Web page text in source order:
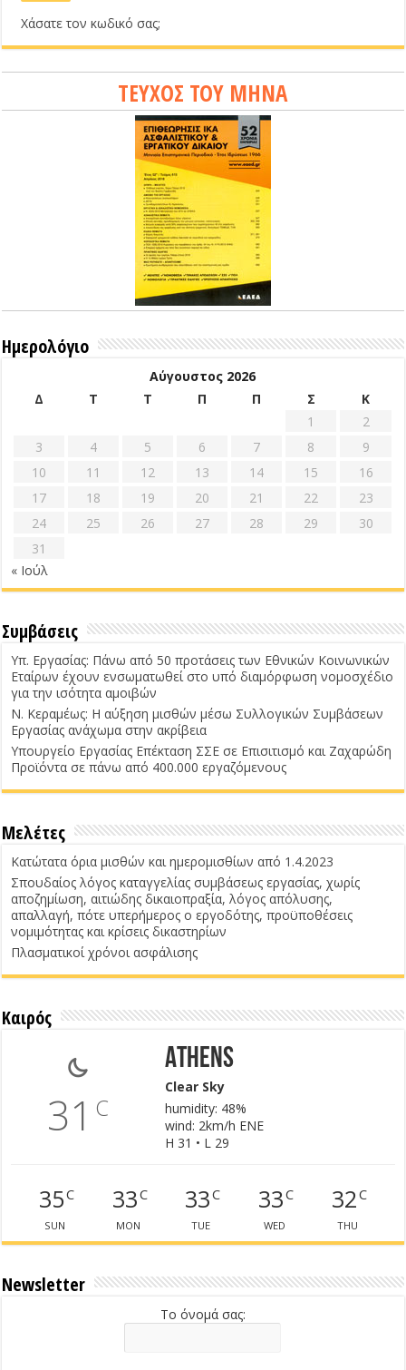
Χάσατε τον κωδικό σας;
ΤΕΥΧΟΣ ΤΟΥ ΜΗΝΑ
Ημερολόγιο
Αύγουστος 2026
Δ
Τ Τ Π Π Σ
Κ
1
2
3
4 5 6 7 8
9
10
11 12 13 14 15
16
17
18 19 20 21 22
23
24
25 26 27 28 29
30
31
« Ιούλ
Συμβάσεις
Υπ. Εργασίας: Πάνω από 50 προτάσεις των Εθνικών Κοινωνικών
Εταίρων έχουν ενσωματωθεί στο υπό διαμόρφωση νομοσχέδιο
για την ισότητα αμοιβών
Ν. Κεραμέως: Η αύξηση μισθών μέσω Συλλογικών Συμβάσεων
Εργασίας ανάχωμα στην ακρίβεια
Υπουργείο Εργασίας Επέκταση ΣΣΕ σε Επισιτισμό και Ζαχαρώδη
Προϊόντα σε πάνω από 400.000 εργαζόμενους
Μελέτες
Κατώτατα όρια μισθών και ημερομισθίων από 1.4.2023
Σπουδαίος λόγος καταγγελίας συμβάσεως εργασίας, χωρίς
αποζημίωση, αιτιώδης δικαιοπραξία, λόγος απόλυσης,
απαλλαγή, πότε υπερήμερος ο εργοδότης, προϋποθέσεις
νομιμότητας και κρίσεις δικαστηρίων
Πλασματικοί χρόνοι ασφάλισης
Καιρός
31 C
Athens
Clear Sky
humidity: 48%
wind: 2km/h ENE
H 31 • L 29
35C
SUN
33C
MON
33C
TUE
33C
WED
32C
THU
Newsletter
Το όνομά σας: